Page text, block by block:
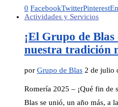
0 FacebookTwitterPinterest
Actividades y Servicios
¡El Grupo de
nuestra tradición
por Grupo de Blas 2 de julio
Romería 2025 – ¡Qué fin de
Blas se unió, un año más, a